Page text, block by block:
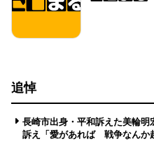
追悼
長崎市出身・平和訴えた美輪
訴え「愛があれば 戦争なんか